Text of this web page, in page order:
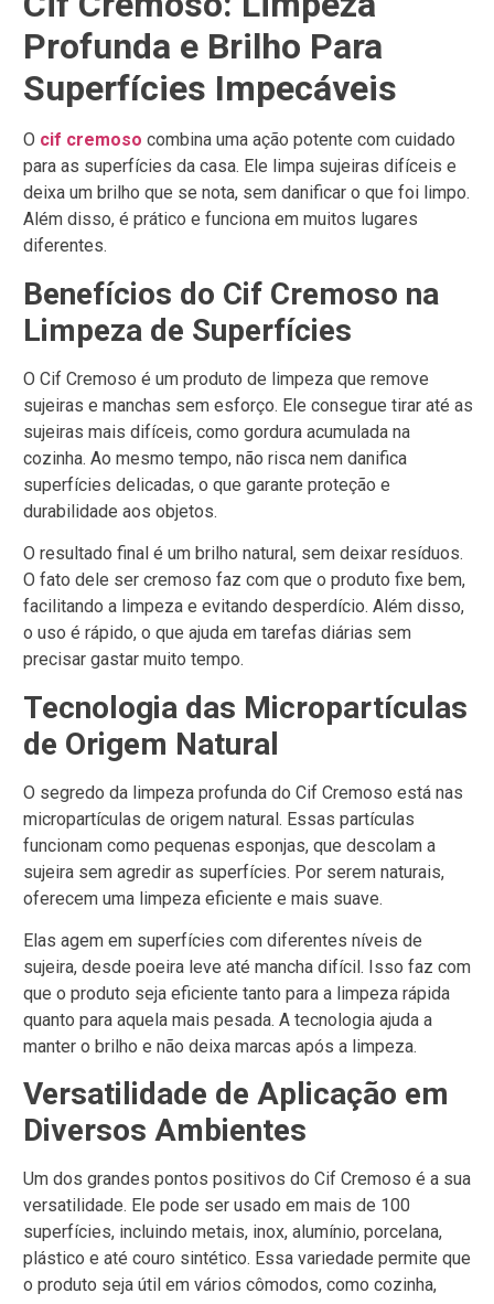
Profunda e Brilho Para
Superfícies Impecáveis
O cif cremoso combina uma ação potente com cuidado
para as superfícies da casa. Ele limpa sujeiras difíceis e
deixa um brilho que se nota, sem danificar o que foi limpo.
Além disso, é prático e funciona em muitos lugares
diferentes.
Benefícios do Cif Cremoso na
Limpeza de Superfícies
O Cif Cremoso é um produto de limpeza que remove
sujeiras e manchas sem esforço. Ele consegue tirar até as
sujeiras mais difíceis, como gordura acumulada na
cozinha. Ao mesmo tempo, não risca nem danifica
superfícies delicadas, o que garante proteção e
durabilidade aos objetos.
O resultado final é um brilho natural, sem deixar resíduos.
O fato dele ser cremoso faz com que o produto fixe bem,
facilitando a limpeza e evitando desperdício. Além disso,
o uso é rápido, o que ajuda em tarefas diárias sem
precisar gastar muito tempo.
Tecnologia das Micropartículas
de Origem Natural
O segredo da limpeza profunda do Cif Cremoso está nas
micropartículas de origem natural. Essas partículas
funcionam como pequenas esponjas, que descolam a
sujeira sem agredir as superfícies. Por serem naturais,
oferecem uma limpeza eficiente e mais suave.
Elas agem em superfícies com diferentes níveis de
sujeira, desde poeira leve até mancha difícil. Isso faz com
que o produto seja eficiente tanto para a limpeza rápida
quanto para aquela mais pesada. A tecnologia ajuda a
manter o brilho e não deixa marcas após a limpeza.
Versatilidade de Aplicação em
Diversos Ambientes
Um dos grandes pontos positivos do Cif Cremoso é a sua
versatilidade. Ele pode ser usado em mais de 100
superfícies, incluindo metais, inox, alumínio, porcelana,
plástico e até couro sintético. Essa variedade permite que
o produto seja útil em vários cômodos, como cozinha,